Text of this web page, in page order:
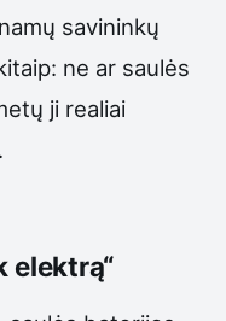
savininkų
ne ar saulės
ji realiai
elektrą“